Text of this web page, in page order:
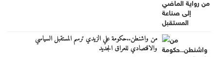
من واشنطن..حكومة علي الزيدي ترسم المستقبل السياسي
والاقتصادي للعراق الجديد